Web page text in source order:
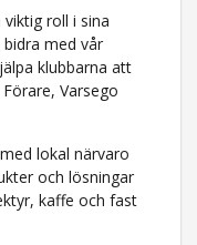
roll i sina
med vår
klubbarna att
Varsego
lokal närvaro
och lösningar
kaffe och fast